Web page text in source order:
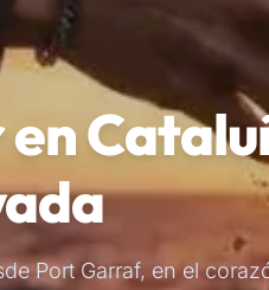
en
Port Garraf, en el